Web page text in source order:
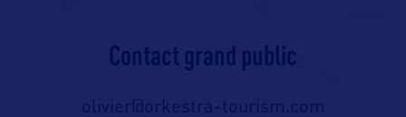
Contact grand public
olivier@orkestra-tourism.com